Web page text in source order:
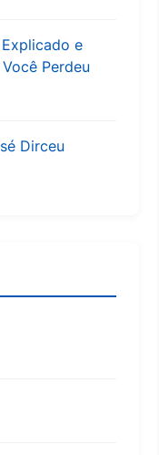
e
Perdeu
Dirceu